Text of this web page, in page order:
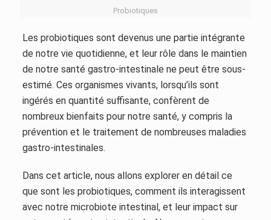
Probiotiques
Les probiotiques sont devenus une partie intégrante
de notre vie quotidienne, et leur rôle dans le maintien
de notre santé gastro-intestinale ne peut être sous-
estimé. Ces organismes vivants, lorsqu’ils sont
ingérés en quantité suffisante, confèrent de
nombreux bienfaits pour notre santé, y compris la
prévention et le traitement de nombreuses maladies
gastro-intestinales.
Dans cet article, nous allons explorer en détail ce
que sont les probiotiques, comment ils interagissent
avec notre microbiote intestinal, et leur impact sur